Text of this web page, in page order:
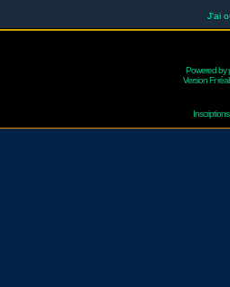
J'ai
Powered by
Version Fr